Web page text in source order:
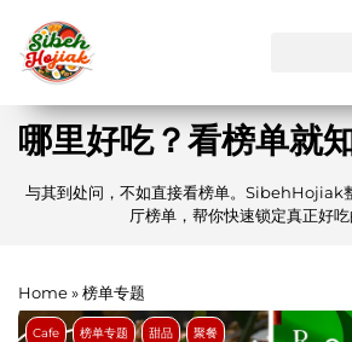
哪里好吃？看榜单就
与其到处问，不如直接看榜单。SibehHojiak
厅榜单，帮你快速锁定真正好吃
Home»榜单专题
Cafe 榜单专题 甜品 聚餐